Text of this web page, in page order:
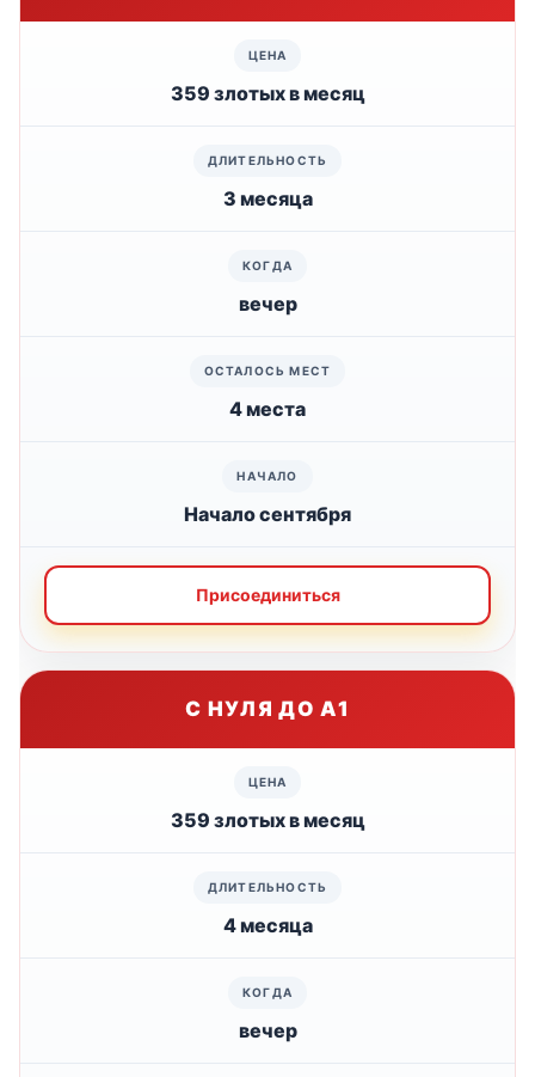
359 злотых в месяц
3 месяца
вечер
4 места
Начало сентября
Присоединиться
С НУЛЯ ДО А1
359 злотых в месяц
4 месяца
вечер